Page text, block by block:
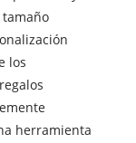
tamaño
los
herramienta